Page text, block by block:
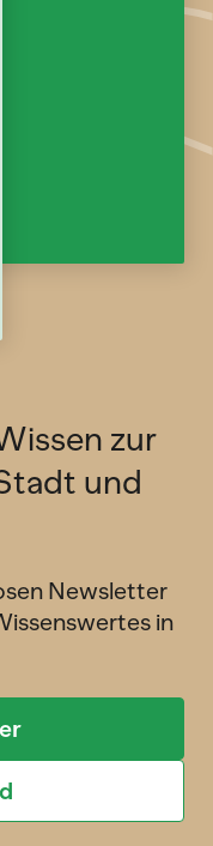
zur
und
Newsletter
in